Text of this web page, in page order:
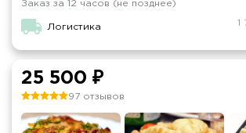
Заказ за 12 часов (не позднее)
Логистика 1
25 500 ₽
97 отзывов